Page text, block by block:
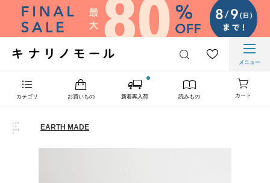
メニュー
カテゴリ お買いもの 新着再入荷 読みもの カート
EARTH MADE